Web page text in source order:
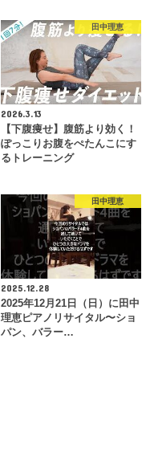
田中理恵
2026.3.13
【下腹痩せ】腹筋より効く！
ぽっこりお腹をぺたんこにす
るトレーニング
田中理恵
2025.12.28
2025年12月21日（日）に田中
理恵ピアノリサイタル〜ショ
パン、バラー…